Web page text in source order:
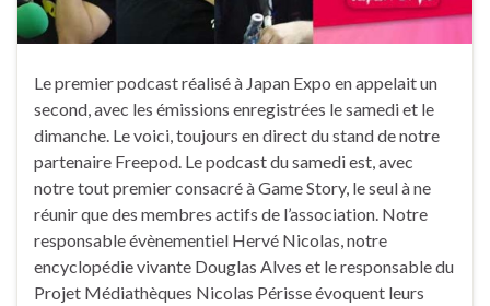
Le premier podcast réalisé à Japan Expo en appelait un
second, avec les émissions enregistrées le samedi et le
dimanche. Le voici, toujours en direct du stand de notre
partenaire Freepod. Le podcast du samedi est, avec
notre tout premier consacré à Game Story, le seul à ne
réunir que des membres actifs de l’association. Notre
responsable évènementiel Hervé Nicolas, notre
encyclopédie vivante Douglas Alves et le responsable du
Projet Médiathèques Nicolas Périsse évoquent leurs